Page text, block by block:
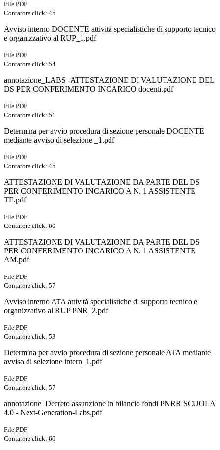
File PDF
Contatore click: 45
Avviso interno DOCENTE attività specialistiche di supporto tecnico
e organizzativo al RUP_1.pdf
File PDF
Contatore click: 54
annotazione_LABS -ATTESTAZIONE DI VALUTAZIONE DEL
DS PER CONFERIMENTO INCARICO docenti.pdf
File PDF
Contatore click: 51
Determina per avvio procedura di sezione personale DOCENTE
mediante avviso di selezione _1.pdf
File PDF
Contatore click: 45
ATTESTAZIONE DI VALUTAZIONE DA PARTE DEL DS
PER CONFERIMENTO INCARICO A N. 1 ASSISTENTE
TE.pdf
File PDF
Contatore click: 60
ATTESTAZIONE DI VALUTAZIONE DA PARTE DEL DS
PER CONFERIMENTO INCARICO A N. 1 ASSISTENTE
AM.pdf
File PDF
Contatore click: 57
Avviso interno ATA attività specialistiche di supporto tecnico e
organizzativo al RUP PNR_2.pdf
File PDF
Contatore click: 53
Determina per avvio procedura di sezione personale ATA mediante
avviso di selezione intern_1.pdf
File PDF
Contatore click: 57
annotazione_Decreto assunzione in bilancio fondi PNRR SCUOLA
4.0 - Next-Generation-Labs.pdf
File PDF
Contatore click: 60